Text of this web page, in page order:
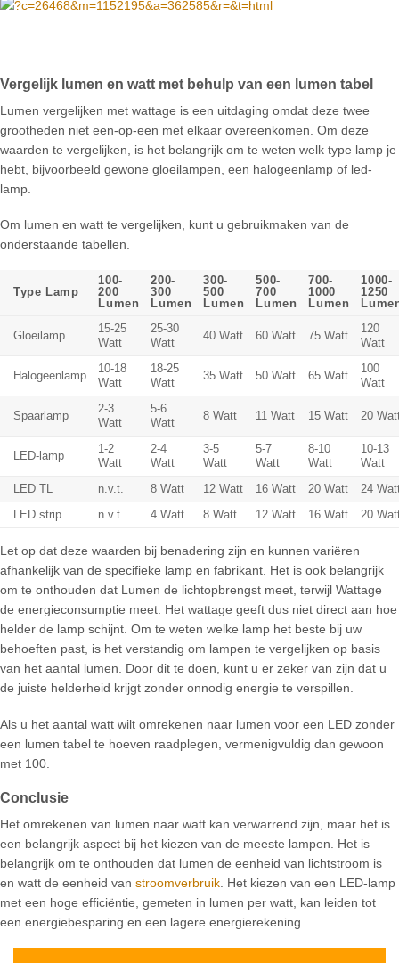
Vergelijk lumen en watt met behulp van een lumen tabel
Lumen vergelijken met wattage is een uitdaging omdat deze twee
grootheden niet een-op-een met elkaar overeenkomen. Om deze
waarden te vergelijken, is het belangrijk om te weten welk type lamp je
hebt, bijvoorbeeld gewone gloeilampen, een halogeenlamp of led-
lamp.
Om lumen en watt te vergelijken, kunt u gebruikmaken van de
onderstaande tabellen.
Type Lamp
100-
200
Lumen
200-
300
Lumen
300-
500
Lumen
500-
700
Lumen
700-
1000
Lumen
1000-
1250
Gloeilamp
15-25
Watt
25-30
Watt
40 Watt 60 Watt 75 Watt
120
Watt
Halogeenlamp
10-18
Watt
18-25
Watt
35 Watt 50 Watt 65 Watt
100
Watt
Spaarlamp
2-3
Watt
5-6
Watt
8 Watt 11 Watt 15 Watt 20
LED-lamp
1-2
Watt
2-4
Watt
3-5
Watt
5-7
Watt
8-10
Watt
10-13
Watt
LED TL n.v.t. 8 Watt 12 Watt 16 Watt 20 Watt 24
LED strip n.v.t. 4 Watt 8 Watt 12 Watt 16 Watt 20
Let op dat deze waarden bij benadering zijn en kunnen variëren
afhankelijk van de specifieke lamp en fabrikant. Het is ook belangrijk
om te onthouden dat Lumen de lichtopbrengst meet, terwijl Wattage
de energieconsumptie meet. Het wattage geeft dus niet direct aan hoe
helder de lamp schijnt. Om te weten welke lamp het beste bij uw
behoeften past, is het verstandig om lampen te vergelijken op basis
van het aantal lumen. Door dit te doen, kunt u er zeker van zijn dat u
de juiste helderheid krijgt zonder onnodig energie te verspillen.
Als u het aantal watt wilt omrekenen naar lumen voor een LED zonder
een lumen tabel te hoeven raadplegen, vermenigvuldig dan gewoon
met 100.
Conclusie
Het omrekenen van lumen naar watt kan verwarrend zijn, maar het is
een belangrijk aspect bij het kiezen van de meeste lampen. Het is
belangrijk om te onthouden dat lumen de eenheid van lichtstroom is
en watt de eenheid van stroomverbruik . Het kiezen van een LED-lamp
met een hoge efficiëntie, gemeten in lumen per watt, kan leiden tot
een energiebesparing en een lagere energierekening.